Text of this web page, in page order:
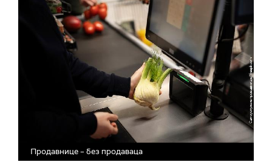
Продавнице – без продавaца